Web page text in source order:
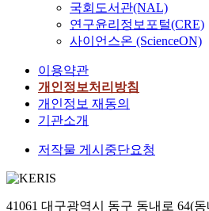
국회도서관(NAL)
연구윤리정보포털(CRE)
사이언스온 (ScienceON)
이용약관
개인정보처리방침
개인정보 재동의
기관소개
저작물 게시중단요청
41061 대구광역시 동구 동내로 64(